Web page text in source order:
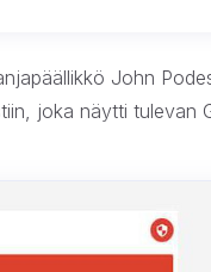
John
joka näytti tulevan